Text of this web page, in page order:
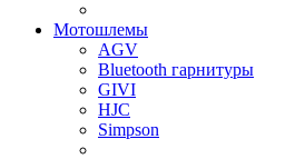
Мотошлемы
AGV
Bluetooth гарнитуры
GIVI
HJC
Simpson